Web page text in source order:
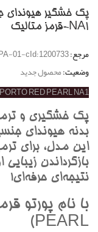
پک خشگير
NA1-قرمز متاليک
مرجع:01-cId:1200733
وضعیت:محصول جدید
PORTO RED PEARL NA1
پک خشگيري و
بدنه هيونداي
اين مدل، براي
بازگرداندن
نتيجه‌اي حرفه‌اي!
PEARL)